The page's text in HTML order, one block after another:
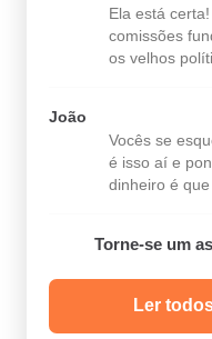
Ela está
comissões
os velhos
João
Vocês se
é isso aí e
dinheiro é
Torne-se um
Ler